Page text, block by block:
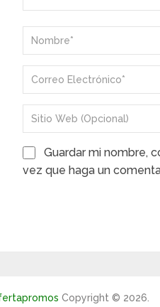
Guardar mi nombre,
vez que haga un
Copyright © 2026.